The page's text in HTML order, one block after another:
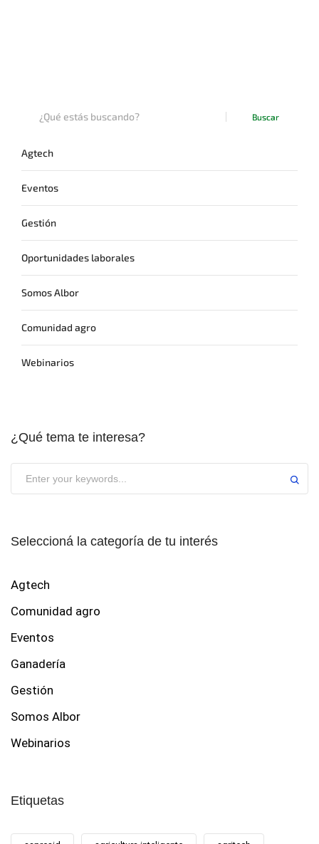
Buscar
Agtech
Eventos
Gestión
Oportunidades laborales
Somos Albor
Comunidad agro
Webinarios
¿Qué tema te interesa?
Seleccioná la categoría de tu interés
Agtech
Comunidad agro
Eventos
Ganadería
Gestión
Somos Albor
Webinarios
Etiquetas